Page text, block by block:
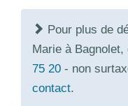
Pour plus de
Marie à
75 20 - non
contact.